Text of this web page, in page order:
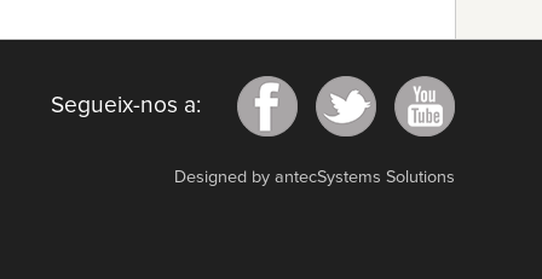
Segueix-nos a:
Designed by antecSystems Solutions